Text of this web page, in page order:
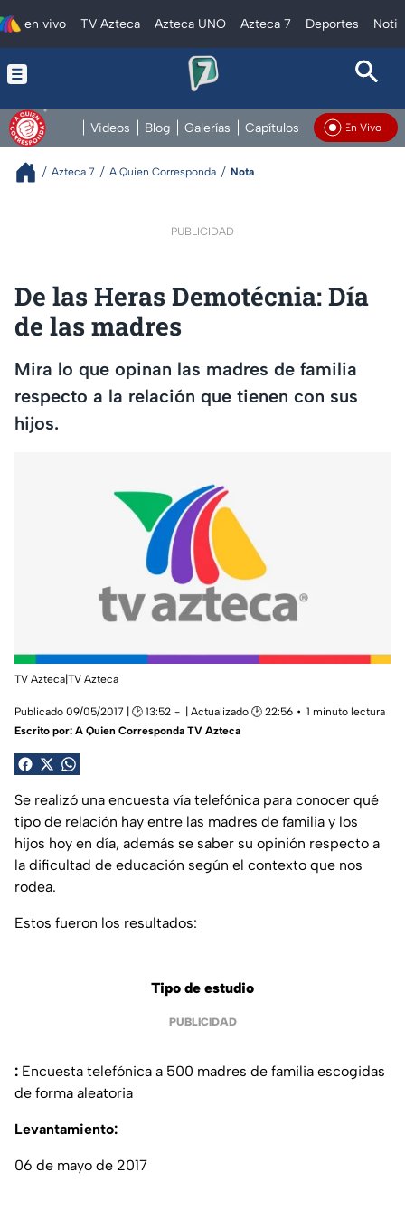
en vivo TV Azteca Azteca UNO Azteca 7 Deportes
Videos Blog Galerías Capítulos Contacto
En Vivo
Azteca 7 A Quien Corresponda Nota
PUBLICIDAD
De las Heras Demotécnia: Día
de las madres
Mira lo que opinan las madres de familia
respecto a la relación que tienen con sus
hijos.
TV Azteca|TV Azteca
Publicado 09/05/2017 | 🕑 13:52 | Actualizado 🕑 22:56
1 minuto lectura
Escrito por: A Quien Corresponda TV Azteca
Se realizó una encuesta vía telefónica para conocer qué
tipo de relación hay entre las madres de familia y los
hijos hoy en día, además se saber su opinión respecto a
la dificultad de educación según el contexto que nos
rodea.
Estos fueron los resultados:
Tipo de estudio
PUBLICIDAD
: Encuesta telefónica a 500 madres de familia escogidas
de forma aleatoria
Levantamiento:
06 de mayo de 2017